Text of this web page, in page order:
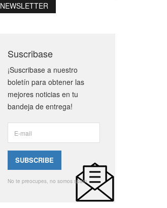
NEWSLETTER
Suscribase
¡Suscribase a nuestro
boletín para obtener las
mejores noticias en tu
bandeja de entrega!
No te preocupes, no somos spam